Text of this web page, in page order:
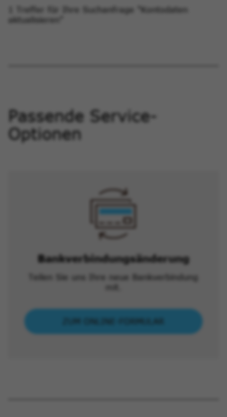
1 Treffer für Ihre Suchanfrage "Kontodaten
aktualisieren"
Passende Service-
Optionen
Bankverbindungs­änderung
Teilen Sie uns Ihre neue Bankverbindung